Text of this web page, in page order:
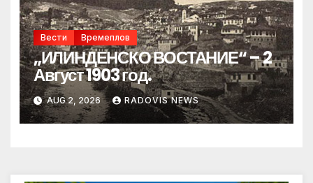
Вести Времеплов
„ИЛИНДЕНСКО ВОСТАНИЕ“ – 2
Август 1903 год.
AUG 2, 2026 RADOVIS NEWS